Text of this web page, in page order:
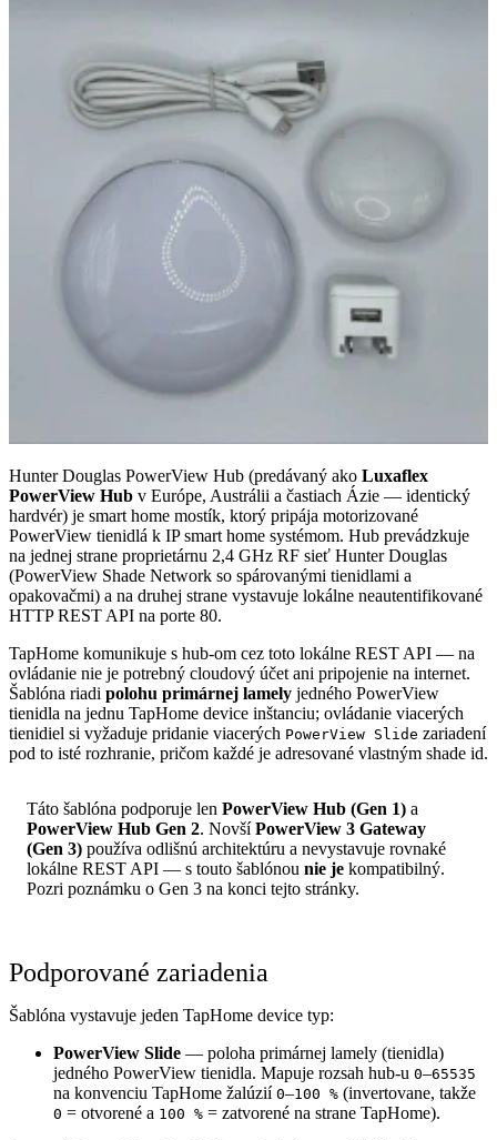
Hunter Douglas PowerView Hub (predávaný ako Luxaflex
PowerView Hub v Európe, Austrálii a častiach Ázie — identický
hardvér) je smart home mostík, ktorý pripája motorizované
PowerView tienidlá k IP smart home systémom. Hub prevádzkuje
na jednej strane proprietárnu 2,4 GHz RF sieť Hunter Douglas
(PowerView Shade Network so spárovanými tienidlami a
opakovačmi) a na druhej strane vystavuje lokálne neautentifikované
HTTP REST API na porte 80.
TapHome komunikuje s hub-om cez toto lokálne REST API — na
ovládanie nie je potrebný cloudový účet ani pripojenie na internet.
Šablóna riadi polohu primárnej lamely jedného PowerView
tienidla na jednu TapHome device inštanciu; ovládanie viacerých
tienidiel si vyžaduje pridanie viacerých PowerView Slide zariadení
pod to isté rozhranie, pričom každé je adresované vlastným shade id.
Táto šablóna podporuje len PowerView Hub (Gen 1) a
PowerView Hub Gen 2. NovšíPowerView 3 Gateway
(Gen 3) používa odlišnú architektúru a nevystavuje rovnaké
lokálne REST API — s touto šablónou nie je kompatibilný.
Pozri poznámku o Gen 3 na konci tejto stránky.
Podporované zariadenia
Šablóna vystavuje jeden TapHome device typ:
PowerView Slide — poloha primárnej lamely (tienidla)
jedného PowerView tienidla. Mapuje rozsah hub-u 0–65535
na konvenciu TapHome žalúzií 0–100 % (invertovane, takže
0 = otvorené a 100 % = zatvorené na strane TapHome).